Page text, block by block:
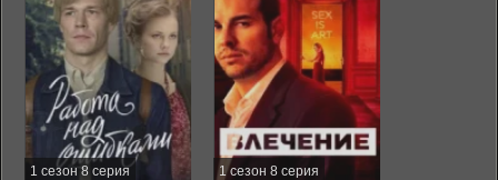
1 сезон 8 серия 1 сезон 8 серия